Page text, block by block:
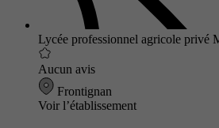
Lycée professionnel agricole privé
Aucun avis
Frontignan
Voir l’établissement